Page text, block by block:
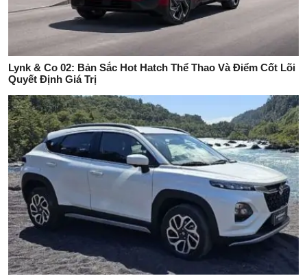
Lynk & Co 02: Bản Sắc Hot Hatch Thể Thao Và Điểm Cốt Lõi
Quyết Định Giá Trị